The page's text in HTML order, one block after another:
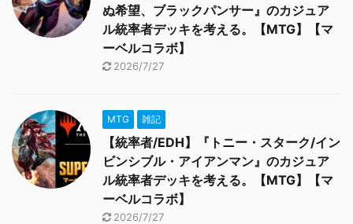
ぬ希望、ブラックパンサー』のカジュア
ル統率者デッキを考える。【MTG】【マ
ーベルコラボ】
2026/7/27
MTG 雑記
【統率者/EDH】『トニー・スターク/イン
ビンシブル・アイアンマン』のカジュア
ル統率者デッキを考える。【MTG】【マ
ーベルコラボ】
2026/7/27